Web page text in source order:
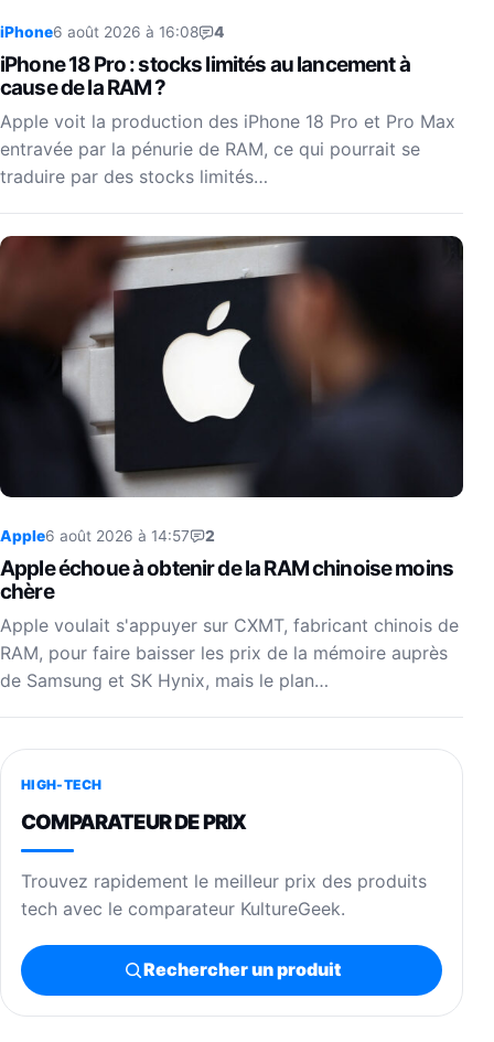
iPhone6 août 2026 à 16:08 4
iPhone 18 Pro : stocks limités au lancement à
cause de la RAM ?
Apple voit la production des iPhone 18 Pro et Pro Max
entravée par la pénurie de RAM, ce qui pourrait se
traduire par des stocks limités…
Apple6 août 2026 à 14:57 2
Apple échoue à obtenir de la RAM chinoise moins
chère
Apple voulait s'appuyer sur CXMT, fabricant chinois de
RAM, pour faire baisser les prix de la mémoire auprès
de Samsung et SK Hynix, mais le plan…
HIGH-TECH
COMPARATEUR DE PRIX
Trouvez rapidement le meilleur prix des produits
tech avec le comparateur KultureGeek.
Rechercher un produit